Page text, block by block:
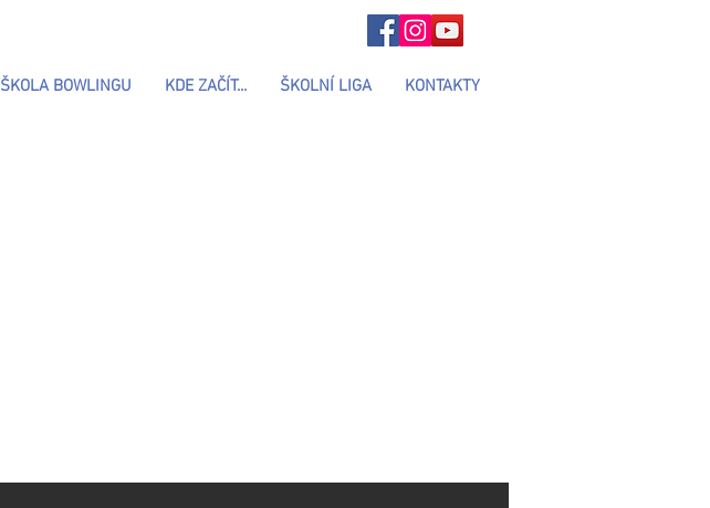
ŠKOLA BOWLINGU KDE ZAČÍT... ŠKOLNÍ LIGA KONTAKTY